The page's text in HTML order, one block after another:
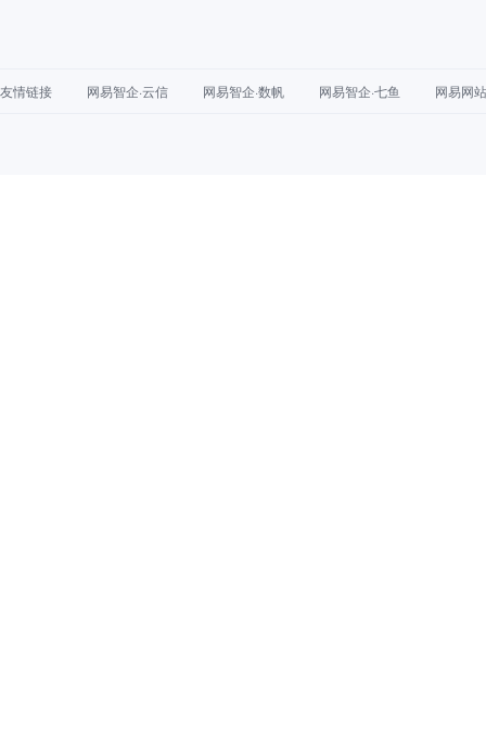
友情链接 网易智企·云信 网易智企·数帆 网易智企·七鱼 网易网